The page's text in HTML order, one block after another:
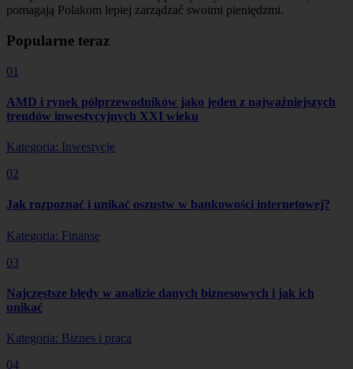
pomagają Polakom lepiej zarządzać swoimi pieniędzmi.
Popularne teraz
01
AMD i rynek półprzewodników jako jeden z najważniejszych
trendów inwestycyjnych XXI wieku
Kategoria: Inwestycje
02
Jak rozpoznać i unikać oszustw w bankowości internetowej?
Kategoria: Finanse
03
Najczęstsze błędy w analizie danych biznesowych i jak ich
unikać
Kategoria: Biznes i praca
04